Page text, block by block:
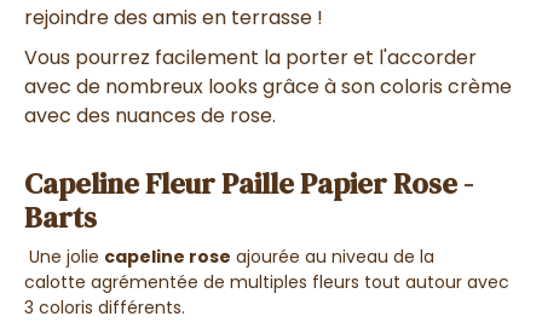
rejoindre des amis en terrasse !
Vous pourrez facilement la porter et l'accorder
avec de nombreux looks grâce à son coloris crème
avec des nuances de rose.
Capeline Fleur Paille Papier Rose -
Barts
Une jolie capeline rose ajourée au niveau de la
calotte agrémentée de multiples fleurs tout autour avec
3 coloris différents.